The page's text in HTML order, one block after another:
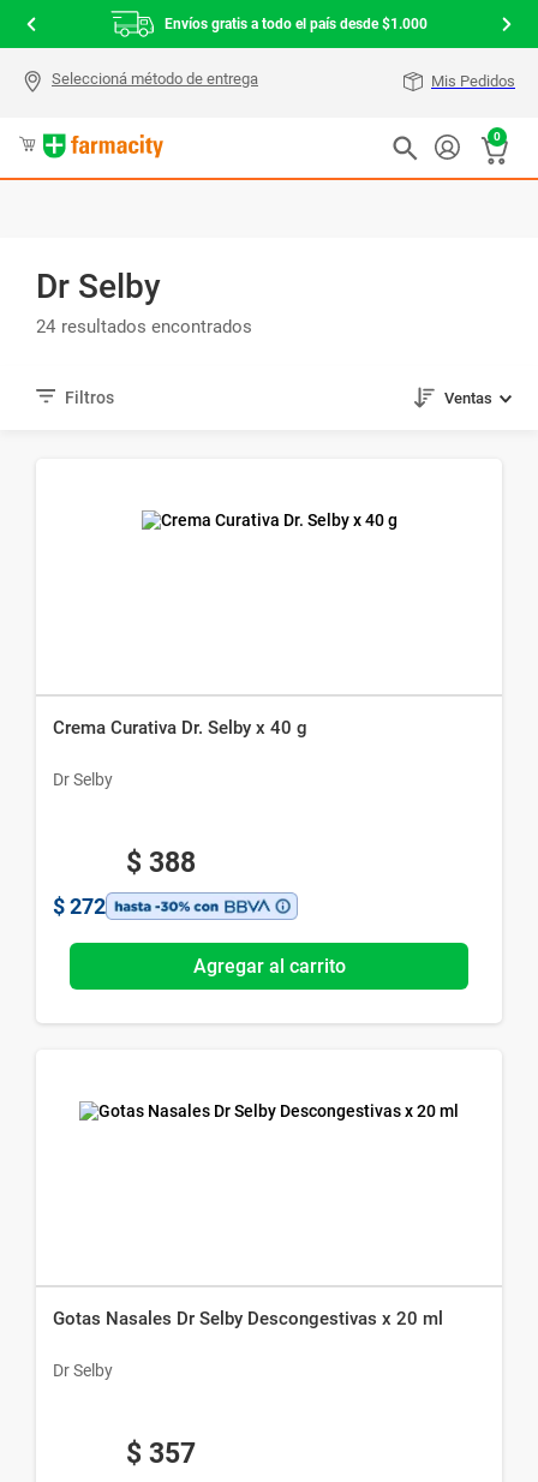
Envíos gratis a todo el país desde $1.000
Mis Pedidos
0
Dr Selby
24
Ventas
Crema Curativa Dr. Selby x 40 g
Dr Selby
$ 388
$ 272
Agregar al carrito
Gotas Nasales Dr Selby Descongestivas x 20 ml
Dr Selby
$ 357